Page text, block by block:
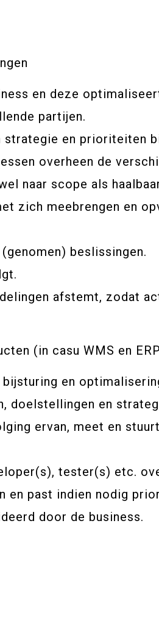
en deze
partijen.
strategie en prioriteiten
overheen de
naar scope als
zich meebrengen en
beslissingen.
afstemt, zodat
(in casu WMS en
en
doelstellingen en
ervan, meet en
tester(s) etc.
past indien nodig
door de business.